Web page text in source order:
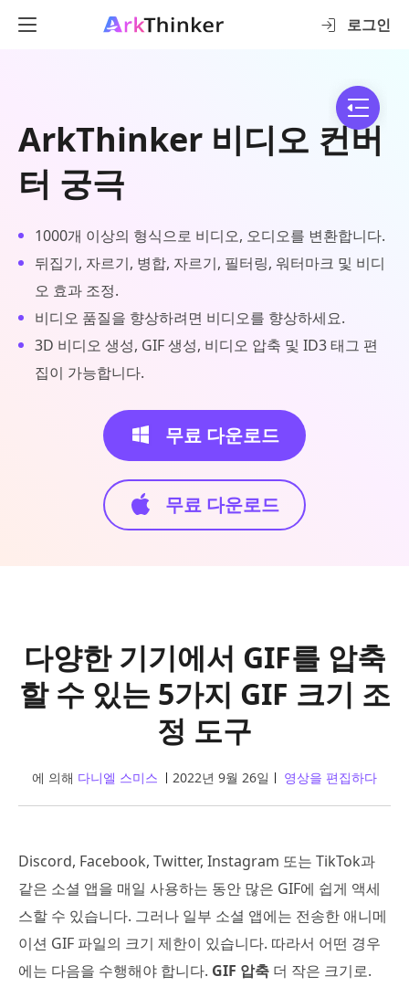
로그인
ArkThinker 비디오 컨버
터 궁극
1000개 이상의 형식으로 비디오, 오디오를 변환합니다.
뒤집기, 자르기, 병합, 자르기, 필터링, 워터마크 및 비디
오 효과 조정.
비디오 품질을 향상하려면 비디오를 향상하세요.
3D 비디오 생성, GIF 생성, 비디오 압축 및 ID3 태그 편
집이 가능합니다.
무료 다운로드
무료 다운로드
다양한 기기에서 GIF를 압축
할 수 있는 5가지 GIF 크기 조
정 도구
에 의해 다니엘 스미스 2022년 9월 26일 영상을 편집하다
Discord, Facebook, Twitter, Instagram 또는 TikTok과
같은 소셜 앱을 매일 사용하는 동안 많은 GIF에 쉽게 액세
스할 수 있습니다. 그러나 일부 소셜 앱에는 전송한 애니메
이션 GIF 파일의 크기 제한이 있습니다. 따라서 어떤 경우
에는 다음을 수행해야 합니다. GIF 압축 더 작은 크기로.